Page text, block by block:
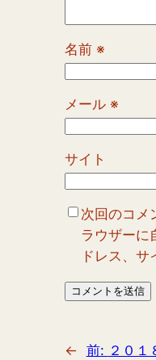
名前 ※
メール ※
サイト
次回のコメ
ラウザーに
ドレス、サ
← 前: ２０１